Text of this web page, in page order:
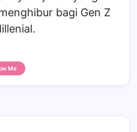
bagi Gen Z
Me